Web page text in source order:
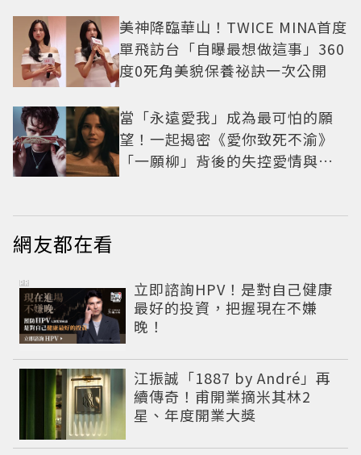
美神降臨華山！TWICE MINA首度
單飛訪台「自曝最想做這事」360
度0死角美貌保養祕訣一次公開
當「永遠愛我」成為最可怕的願
望！一起揭密《愛你致死不渝》
「一願柳」背後的失控愛情與爆
網友都在看
立即諮詢HPV！是對自己健康
最好的投資，把握現在不嫌
晚！
PR
江振誠「1887 by André」再
續傳奇！甫開業摘米其林2
星、年度開業大獎